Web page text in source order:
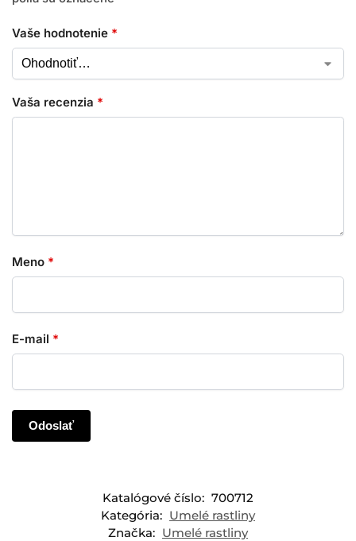
Vaše hodnotenie *
Vaša recenzia *
Meno *
E-mail *
Katalógové číslo: 700712
Kategória: Umelé rastliny
Značka: Umelé rastliny